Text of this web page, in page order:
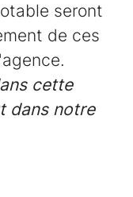
seront
de ces
cette
dans notre